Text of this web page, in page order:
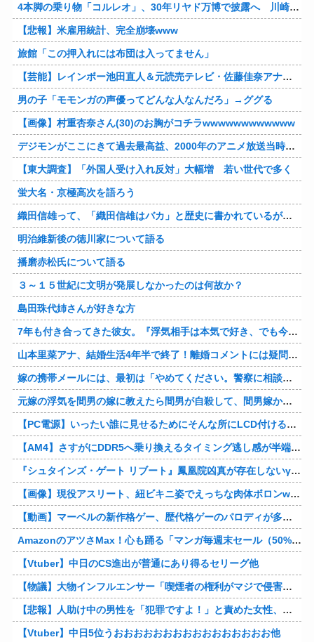
4本脚の乗り物「コルレオ」、30年リヤド万博で披露へ 川崎重工が35年発売目指す
【悲報】米雇用統計、完全崩壊www
旅館「この押入れには布団は入ってません」
【芸能】レインボー池田直人＆元読売テレビ・佐藤佳奈アナが結婚
男の子「モモンガの声優ってどんな人なんだろ」→ググる
【画像】村重杏奈さん(30)のお胸がコチラwwwwwwwwwwww
デジモンがここにきて過去最高益、2000年のアニメ放送当時を上回る
【東大調査】「外国人受け入れ反対」大幅増 若い世代で多く
蛍大名・京極高次を語ろう
織田信雄って、「織田信雄はバカ」と歴史に書かれているが今まで家が残っているんでバカではないよな？
明治維新後の徳川家について語る
播磨赤松氏について語る
３～１５世紀に文明が発展しなかったのは何故か？
島田珠代姉さんが好きな方
7年も付き合ってきた彼女。『浮気相手は本気で好き、でも今の生活は壊したくない。あなたは家族で、浮気相手は恋人。それじゃ駄目なの？』人の心なんて持ってなかったｗ
山本里菜アナ、結婚生活4年半で終了！離婚コメントには疑問の声
嫁の携帯メールには、最初は「やめてください。警察に相談します」とかだったけど、最近は「昨日もすごかった。間君のが中でビクピｋ（ｒｙ」とｗ しかも羽目鳥も満載だった！
元嫁の浮気を間男の嫁に教えたら間男が自殺して、間男嫁から感謝されつつ元嫁に『いつ死ぬの？』と笑顔で言われた衝撃
【PC電源】いったい誰に見せるためにそんな所にLCD付けるのかな
【AM4】さすがにDDR5へ乗り換えるタイミング逃し感が半端ない
『シュタインズ・ゲート リブート』鳳凰院凶真が存在しないγ（ガンマ）世界線が追加される
【画像】現役アスリート、紐ビキニ姿でえっちな肉体ボロンwww
【動画】マーベルの新作格ゲー、歴代格ゲーのパロディが多すぎて話題にwwwwwww
AmazonのアツさMax！心も踊る「マンガ毎週末セール（50%還元）」2日目襲来！他
【Vtuber】中日のCS進出が普通にあり得るセリーグ他
【物議】大物インフルエンサー「喫煙者の権利がマジで侵害されてる。いくら税金払ってるんだ」他
【悲報】人助け中の男性を「犯罪ですよ！」と責めた女性、警察が来た瞬間逃げる他
【Vtuber】中日5位うおおおおおおおおおおおおおおおお他